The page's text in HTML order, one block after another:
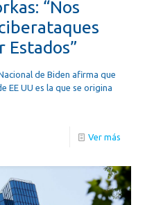
“Nos
Estados”
de Biden afirma que
EE UU es la que se origina
Ver más